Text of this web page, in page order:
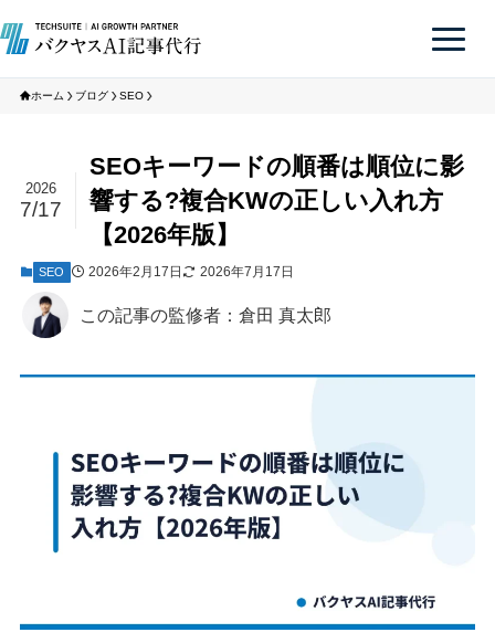
ホーム ブログ SEO
SEOキーワードの順番は順位に影
響する?複合KWの正しい入れ方
【2026年版】
2026
7/17
SEO 2026年2月17日 2026年7月17日
この記事の監修者：倉田 真太郎